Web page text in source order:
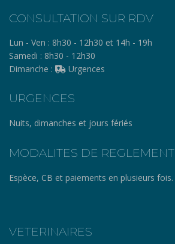
CONSULTATION SUR RDV
Lun - Ven : 8h30 - 12h30 et 14h - 19h
Samedi : 8h30 - 12h30
Dimanche :
Urgences
URGENCES
Nuits, dimanches et jours fériés
MODALITES DE REGLEMENT
Espèce, CB et paiements en plusieurs fois.
VETERINAIRES